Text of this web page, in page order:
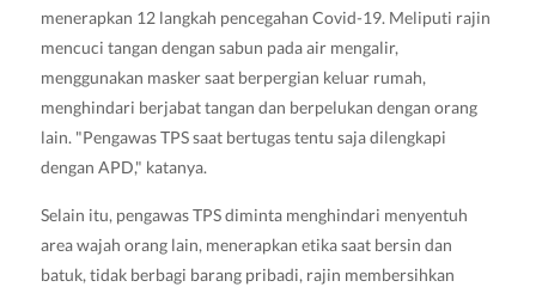
menerapkan 12 langkah pencegahan Covid-19. Meliputi rajin
mencuci tangan dengan sabun pada air mengalir,
menggunakan masker saat berpergian keluar rumah,
menghindari berjabat tangan dan berpelukan dengan orang
lain. "Pengawas TPS saat bertugas tentu saja dilengkapi
dengan APD," katanya.
Selain itu, pengawas TPS diminta menghindari menyentuh
area wajah orang lain, menerapkan etika saat bersin dan
batuk, tidak berbagi barang pribadi, rajin membersihkan